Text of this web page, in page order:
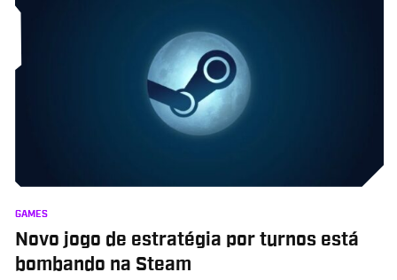
GAMES
Novo jogo de estratégia por turnos está
bombando na Steam